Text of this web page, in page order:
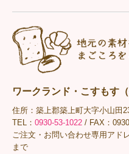
ワークランド・こすもす
住所：築上郡築上町大字小山田
TEL： 0930-53-1022 / FAX：
ご注文・お問い合わせ専用アド
まで